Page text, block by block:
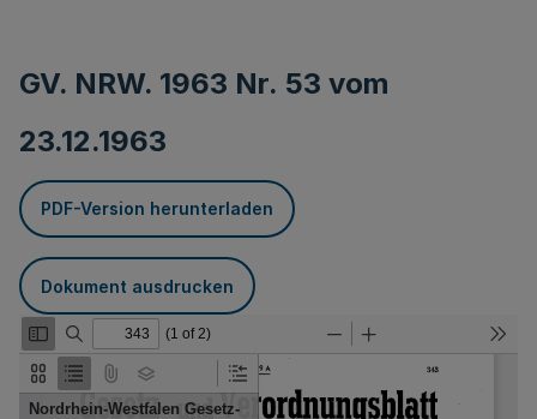
GV. NRW. 1963 Nr. 53 vom
23.12.1963
PDF-Version herunterladen
Dokument ausdrucken